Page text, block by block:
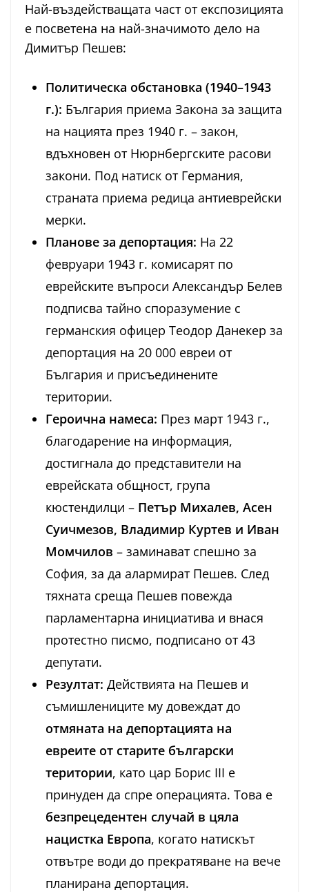
Най-въздействащата част от експозицията
е посветена на най-значимото дело на
Димитър Пешев:
Политическа обстановка (1940–1943
г.): България приема Закона за защита
на нацията през 1940 г. – закон,
вдъхновен от Нюрнбергските расови
закони. Под натиск от Германия,
страната приема редица антиеврейски
мерки.
Планове за депортация: На 22
февруари 1943 г. комисарят по
еврейските въпроси Александър Белев
подписва тайно споразумение с
германския офицер Теодор Данекер за
депортация на 20 000 евреи от
България и присъединените
територии.
Героична намеса: През март 1943 г.,
благодарение на информация,
достигнала до представители на
еврейската общност, група
кюстендилци – Петър Михалев, Асен
Суичмезов, Владимир Куртев и Иван
Момчилов – заминават спешно за
София, за да алармират Пешев. След
тяхната среща Пешев повежда
парламентарна инициатива и внася
протестно писмо, подписано от 43
депутати.
Резултат: Действията на Пешев и
съмишлениците му довеждат до
отмяната на депортацията на
евреите от старите български
територии, като цар Борис III е
принуден да спре операцията. Това е
безпрецедентен случай в цяла
нацистка Европа, когато натискът
отвътре води до прекратяване на вече
планирана депортация.